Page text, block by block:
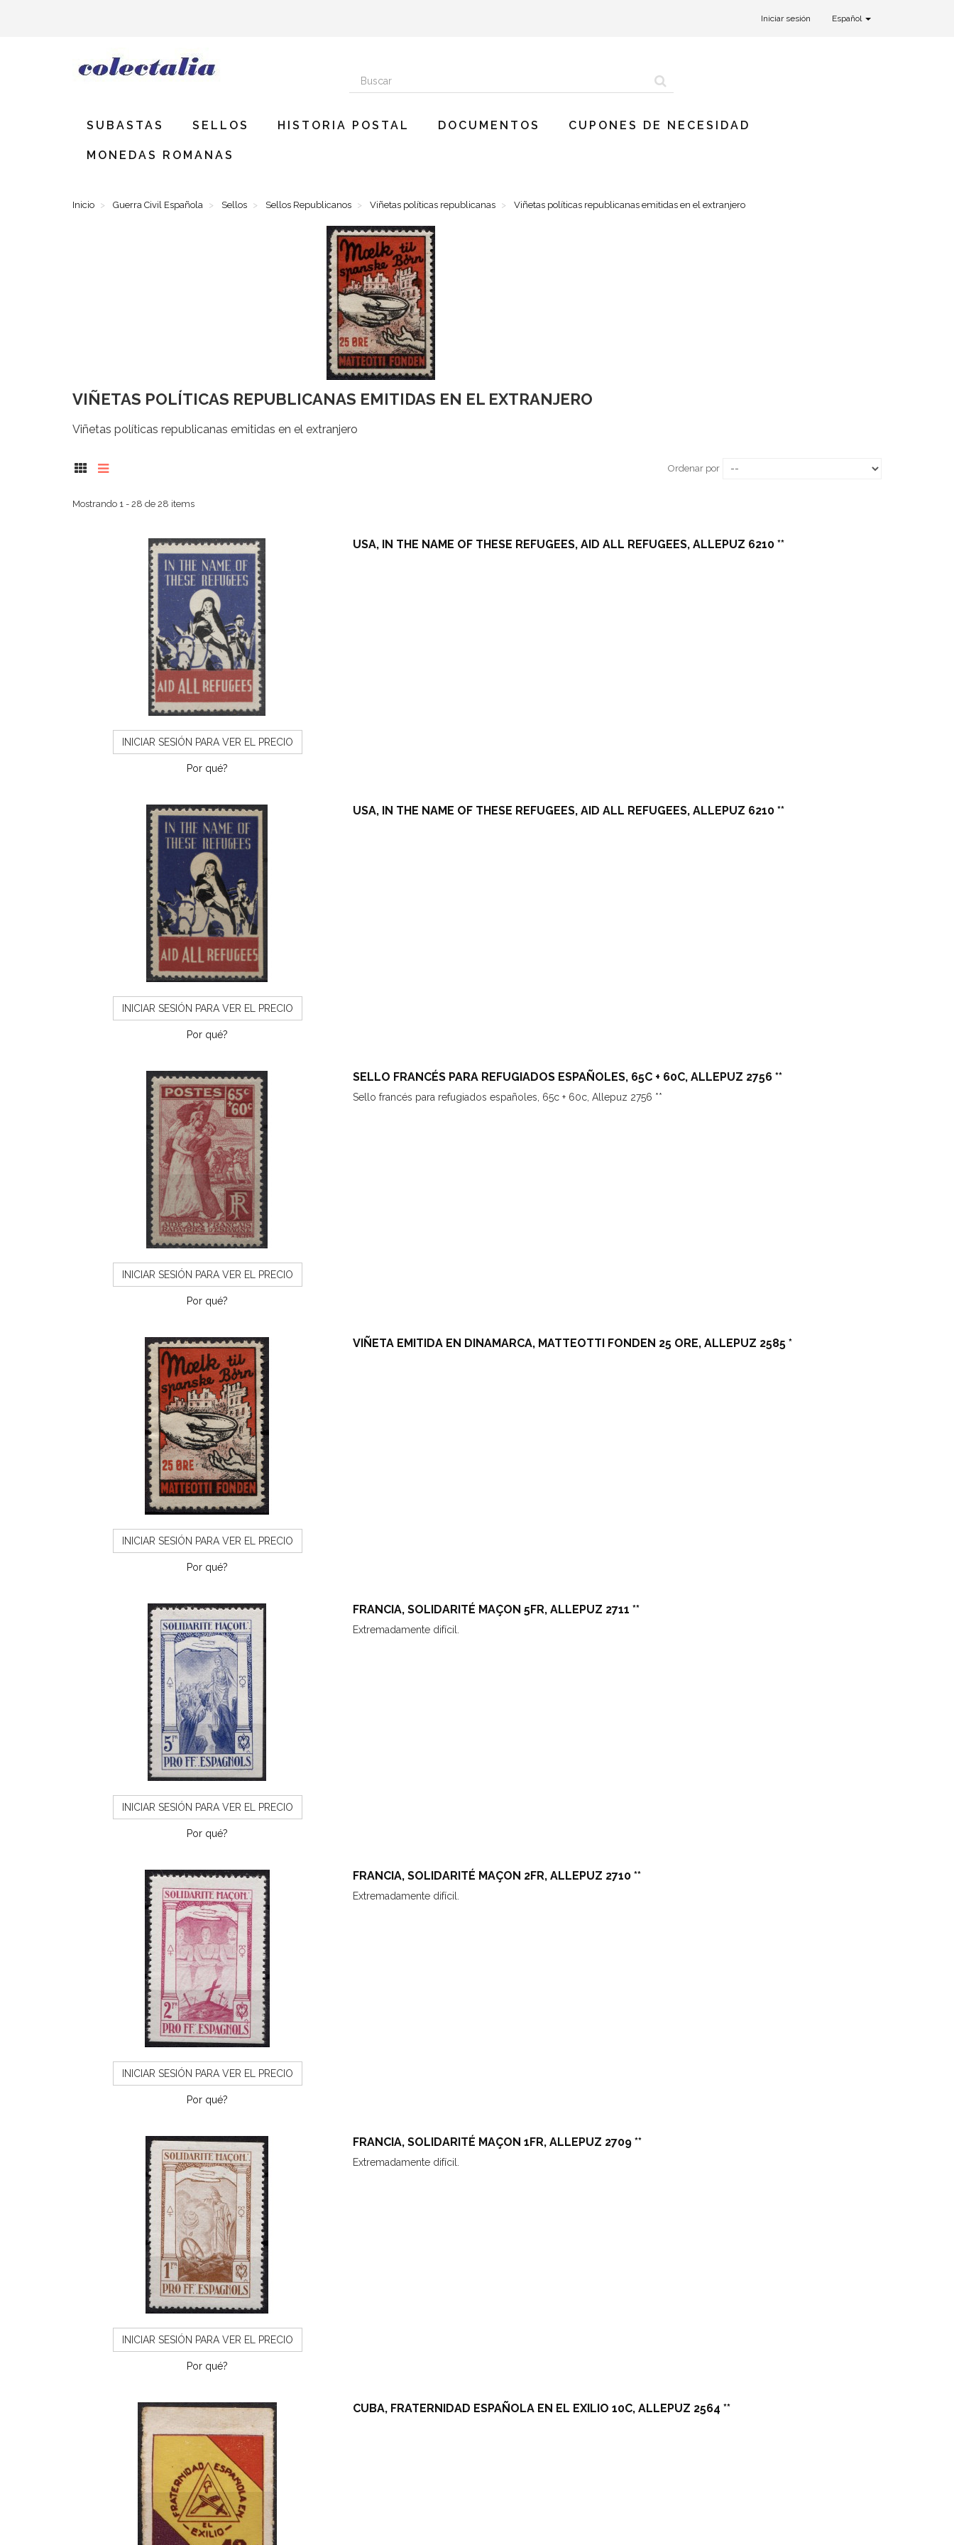
Iniciar sesión Español
SUBASTAS SELLOS HISTORIA POSTAL DOCUMENTOS CUPONES DE NECESIDAD
MONEDAS ROMANAS
Inicio Guerra Civil Española Sellos Sellos Republicanos Viñetas políticas republicanas Viñetas políticas republicanas emitidas en el extranjero
VIÑETAS POLÍTICAS REPUBLICANAS EMITIDAS EN EL EXTRANJERO
Viñetas políticas republicanas emitidas en el extranjero
Ordenar por
Mostrando 1 - 28 de 28 items
INICIAR SESIÓN PARA VER EL PRECIO
Por qué?
USA, IN THE NAME OF THESE REFUGEES, AID ALL REFUGEES, ALLEPUZ 6210 **
INICIAR SESIÓN PARA VER EL PRECIO
Por qué?
USA, IN THE NAME OF THESE REFUGEES, AID ALL REFUGEES, ALLEPUZ 6210 **
INICIAR SESIÓN PARA VER EL PRECIO
Por qué?
SELLO FRANCÉS PARA REFUGIADOS ESPAÑOLES, 65C + 60C, ALLEPUZ 2756 **
Sello francés para refugiados españoles, 65c + 60c, Allepuz 2756 **
INICIAR SESIÓN PARA VER EL PRECIO
Por qué?
VIÑETA EMITIDA EN DINAMARCA, MATTEOTTI FONDEN 25 ORE, ALLEPUZ 2585 *
INICIAR SESIÓN PARA VER EL PRECIO
Por qué?
FRANCIA, SOLIDARITÉ MAÇON 5FR, ALLEPUZ 2711 **
Extremadamente difícil.
INICIAR SESIÓN PARA VER EL PRECIO
Por qué?
FRANCIA, SOLIDARITÉ MAÇON 2FR, ALLEPUZ 2710 **
Extremadamente difícil.
INICIAR SESIÓN PARA VER EL PRECIO
Por qué?
FRANCIA, SOLIDARITÉ MAÇON 1FR, ALLEPUZ 2709 **
Extremadamente difícil.
CUBA, FRATERNIDAD ESPAÑOLA EN EL EXILIO 10C, ALLEPUZ 2564 **